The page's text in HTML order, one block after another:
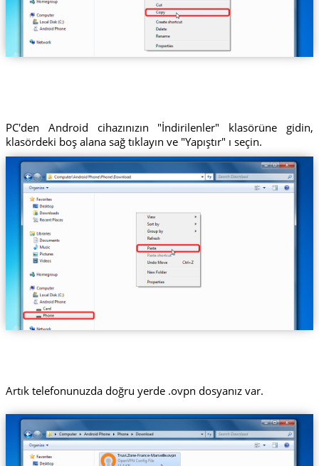
PC'den Android cihazınızın "İndirilenler" klasörüne gidin,
klasördeki boş alana sağ tıklayın ve "Yapıştır" ı seçin.
Artık telefonunuzda doğru yerde .ovpn dosyanız var.
Trust.Zone-France-Marseille.ovpn